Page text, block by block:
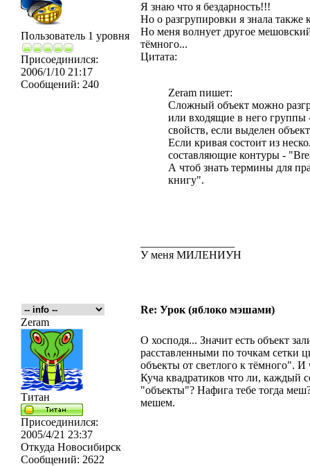
Пользователь 1 уровня
Присоединился:
2006/1/10 21:17
Сообщений: 240
Я знаю что я бездарность!!!
Но о разгрупировки я знала
Но меня волнует другое
тёмного...
Цитата:
Zeram пишет:
Сложный объект можно
или входящие в него группы
свойств, если выделен
Если кривая состоит из
составляющие контуры -
А чтоб знать термины для
книгу".
У меня МИЛЕНИУН
Re: Урок (яблоко мэшами)
Zeram
Титан
Присоединился:
2005/4/21 23:37
Откуда Новосибирск
Сообщений: 2622
О хосподя... Значит есть объект
расставленными по точкам сетки
объекты от светлого к тёмного". И
Куча квадратиков что ли, каждый
"объекты"? Нафига тебе тогда
мешем.